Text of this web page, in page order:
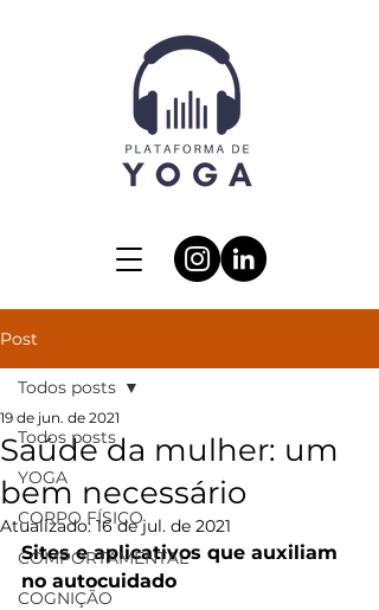
Post
Todos posts
YOGA
CORPO FÍSICO
COMPORTAMENTAL
COGNIÇÃO
Todos posts
Saúde da mulher: um
bem necessário
19 de jun. de 2021
Atualizado:16 de jul. de 2021
Sites e aplicativos que auxiliam
no autocuidado